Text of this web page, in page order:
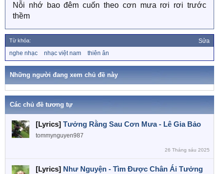
Nỗi nhớ bao đêm cuốn theo cơn mưa rơi rơi trước
thềm
Từ khóa: Sửa
ừ
k
nghe nhạc nhạc việt nam thiên ân
Những người đang xem chủ đề này
Các chủ đề tương tự
[Lyrics] Tưởng Rằng Sau Cơn Mưa - Lê Gia Bảo
tommynguyen987
26 Tháng sáu 2025
[Lyrics] Như Nguyện - Tìm Được Chân Ái Tưởng